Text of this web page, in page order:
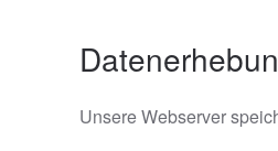
Unsere Webserver